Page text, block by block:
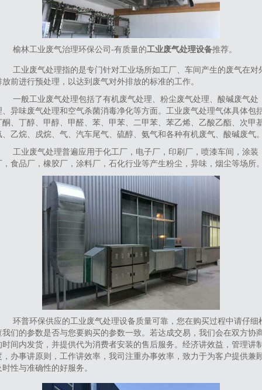
榆林工业废气治理环保公司-有质量的工业废气处理设备推荐。
工业废气处理指的是专门针对工业场所如工厂、车间产生的废气在对
放前进行预处理，以达到废气对外排放的标准的工作。
一般工业废气处理包括了有机废气处理、粉尘废气处理、酸碱废气处
、异味废气处理和空气杀菌消毒净化等方面。工业废气处理气体具体包
酮、丁醇、甲醇、甲醛、苯、甲苯、二甲苯、苯乙烯、乙酸乙酯、次甲
、乙烷、戍烷、气、汽车尾气、硫醇、氨气和各种有机废气、酸碱废气
工业废气处理普遍应用于化工厂，电子厂，印刷厂，喷漆车间，涂装
，食品厂，橡胶厂，涂料厂，石化行业等产生粉尘，异味，烟尘等场所
环普环保供应的工业废气处理设备质量可靠，您在购买过程中请仔细
我们的参数是否与您要购买的参数一致。若达成交易，我们会在双方协
时间内发货，并提供代为消费者安装的售后服务。经济讲效益，管理讲
，办事讲原则，工作讲效率，我司注重办事效率，致力于为客户提供兼
时性与准确性的好服务。